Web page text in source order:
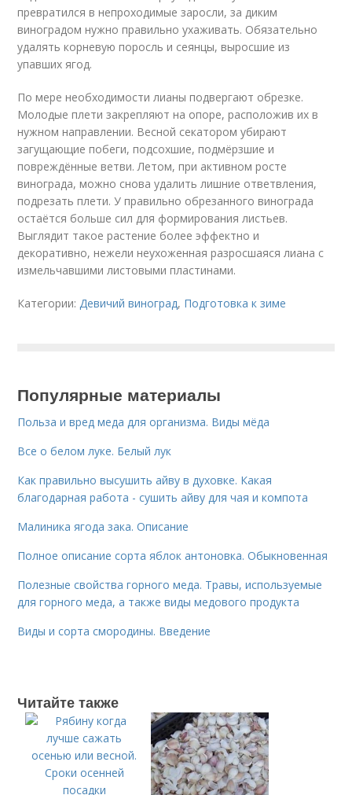
превратился в непроходимые заросли, за диким
виноградом нужно правильно ухаживать. Обязательно
удалять корневую поросль и сеянцы, выросшие из
упавших ягод.
По мере необходимости лианы подвергают обрезке.
Молодые плети закрепляют на опоре, расположив их в
нужном направлении. Весной секатором убирают
загущающие побеги, подсохшие, подмёрзшие и
повреждённые ветви. Летом, при активном росте
винограда, можно снова удалить лишние ответвления,
подрезать плети. У правильно обрезанного винограда
остаётся больше сил для формирования листьев.
Выглядит такое растение более эффектно и
декоративно, нежели неухоженная разросшаяся лиана с
измельчавшими листовыми пластинами.
Категории:Девичий виноград, Подготовка к зиме
Популярные материалы
Польза и вред меда для организма. Виды мёда
Все о белом луке. Белый лук
Как правильно высушить айву в духовке. Какая
благодарная работа - сушить айву для чая и компота
Малиника ягода зака. Описание
Полное описание сорта яблок антоновка. Обыкновенная
Полезные свойства горного меда. Травы, используемые
для горного меда, а также виды медового продукта
Виды и сорта смородины. Введение
Читайте также